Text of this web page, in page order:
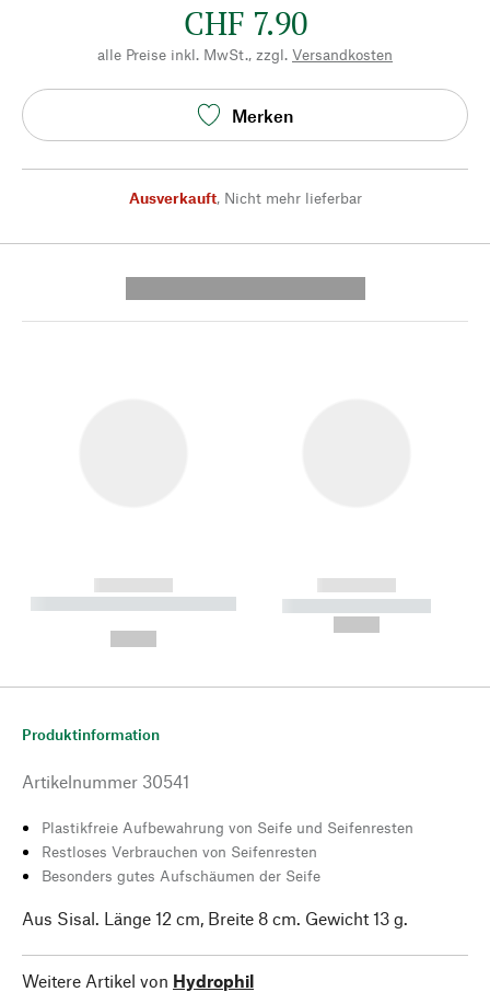
CHF 7.90
alle Preise inkl. MwSt., zzgl. Versandkosten
Merken
Ausverkauft, Nicht mehr lieferbar
------------
----------- ----------- --------
------------
----------- -----------
Produktinformation
Artikelnummer 30541
Plastikfreie Aufbewahrung von Seife und Seifenresten
Restloses Verbrauchen von Seifenresten
Besonders gutes Aufschäumen der Seife
Aus Sisal. Länge 12 cm, Breite 8 cm. Gewicht 13 g.
Weitere Artikel von Hydrophil